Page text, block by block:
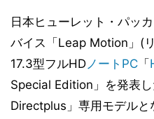
日本ヒューレット・パッ
バイス「Leap Motion」(
17.3型フルHDノートPC 「
Special Edition」を発表
Directplus」専用モデルと